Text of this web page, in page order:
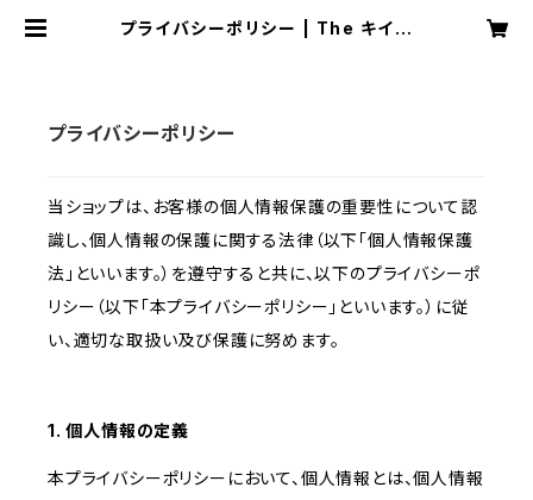
プライバシーポリシー | The キイロ
プライバシーポリシー
当ショップは、お客様の個人情報保護の重要性について認
識し、個人情報の保護に関する法律（以下「個人情報保護
法」といいます。）を遵守すると共に、以下のプライバシーポ
リシー（以下「本プライバシーポリシー」といいます。）に従
い、適切な取扱い及び保護に努めます。
1. 個人情報の定義
本プライバシーポリシーにおいて、個人情報とは、個人情報